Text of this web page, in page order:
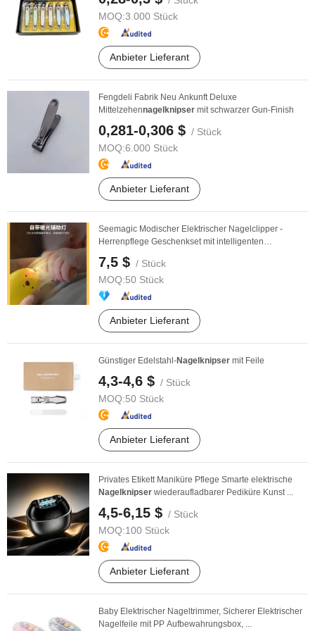
MOQ:3.000 Stück
Anbieter Lieferant
Fengdeli Fabrik Neu Ankunft Deluxe
Mittelzehennagelknipser mit schwarzer Gun-Finish
0,281-0,306 $ / Stück
MOQ:6.000 Stück
Anbieter Lieferant
Seemagic Modischer Elektrischer Nagelclipper -
Herrenpflege Geschenkset mit intelligenten
Funktionen
7,5 $ / Stück
MOQ:50 Stück
Anbieter Lieferant
Günstiger Edelstahl-Nagelknipser mit Feile
4,3-4,6 $ / Stück
MOQ:50 Stück
Anbieter Lieferant
Privates Etikett Maniküre Pflege Smarte elektrische
Nagelknipser wiederaufladbarer Pediküre Kunst ...
4,5-6,15 $ / Stück
MOQ:100 Stück
Anbieter Lieferant
Baby Elektrischer Nageltrimmer, Sicherer Elektrischer
Nagelfeile mit PP Aufbewahrungsbox, ...